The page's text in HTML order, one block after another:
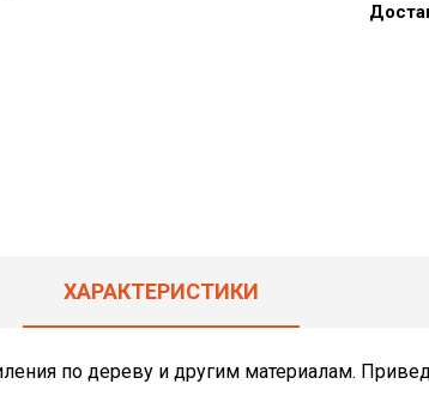
ХАРАКТЕРИСТИКИ
по дереву и другим материалам.